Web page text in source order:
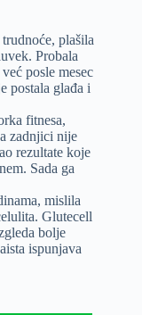
trudnoće, plašila
Probala
posle mesec
postala glađa i
fitnesa,
zadnjici nije
rezultate koje
Sada ga
mislila
Glutecell
bolje
ispunjava